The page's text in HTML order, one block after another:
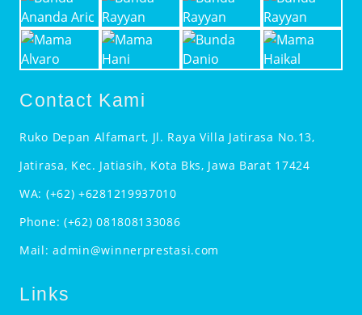
Contact Kami
Ruko Depan Alfamart, Jl. Raya Villa Jatirasa No.13,
Jatirasa, Kec. Jatiasih, Kota Bks, Jawa Barat 17424
WA: (+62) +6281219937010
Phone: (+62) 081808133086
Mail:admin@winnerprestasi.com
Links